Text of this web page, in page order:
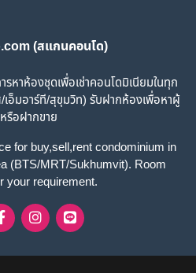
(สแกนคอนโด)
หาห้องชุดเพื่อเช่าคอนโดมิเนียมในทุก
เอ็มอาร์ที/สุขุมวิท) รับฝากห้องเพื่อหาผู้
หรือฝากขาย
for buy,sell,rent condominium in
(BTS/MRT/Sukhumvit). Room
your requirement.